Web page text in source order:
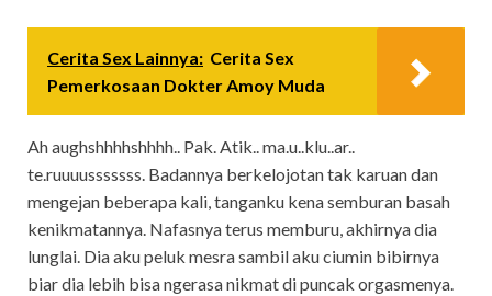
Cerita Sex Lainnya: Cerita Sex
Pemerkosaan Dokter Amoy Muda
Ah aughshhhhshhhh.. Pak. Atik.. ma.u..klu..ar..
te.ruuuusssssss. Badannya berkelojotan tak karuan dan
mengejan beberapa kali, tanganku kena semburan basah
kenikmatannya. Nafasnya terus memburu, akhirnya dia
lunglai. Dia aku peluk mesra sambil aku ciumin bibirnya
biar dia lebih bisa ngerasa nikmat di puncak orgasmenya.